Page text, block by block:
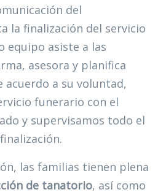
del
la finalización del servicio
equipo asiste a las
asesora y planifica
acuerdo a su voluntad,
funerario con el
y supervisamos todo el
las familias tienen plena
de tanatorio, así como